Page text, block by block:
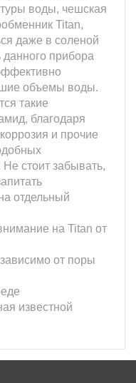
воды, чешская
Titan,
даже в соленой
прибора
объемы воды.
такие
благодаря
и прочие
Не стоит забывать,
отдельный
на Titan от
от поры
известной